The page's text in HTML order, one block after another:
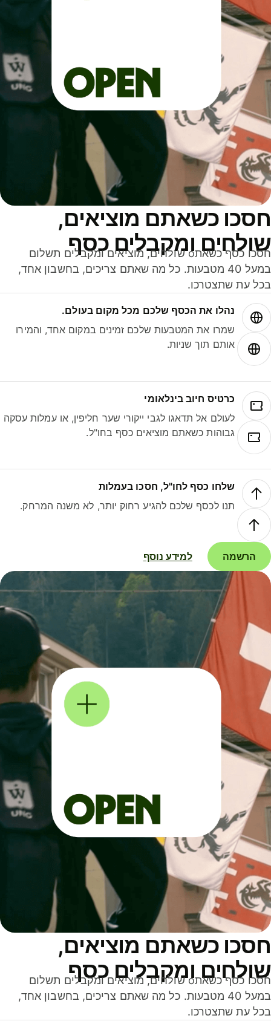
כשאתם מוציאים,
ומקבלים כסף
חסכו כסף כשאתo שולחים, מוציאים ומקבלים תשלום
במעל 40 מטבעות. כל מה שאתם צריכים, בחשבון אחד,
עת שתצטרכו.
נהלו את הכסף שלכם מכל מקום בעולם.
שמרו את המטבעות שלכם זמינים במקום אחד, והמירו
אותם תוך שניות.
כרטיס חיוב בינלאומי
לעולם אל תדאגו לגבי ייקורי שער חליפין, או עמלות עסקה
גבוהות כשאתם מוציאים כסף בחו"ל.
שלחו כסף לחו"ל, חסכו בעמלות
תנו לכסף שלכם להגיע רחוק יותר, לא משנה המרחק.
הרשמה למידע נוסף
כשאתם מוציאים,
ומקבלים כסף
חסכו כסף כשאתo שולחים, מוציאים ומקבלים תשלום
במעל 40 מטבעות. כל מה שאתם צריכים, בחשבון אחד,
עת שתצטרכו.